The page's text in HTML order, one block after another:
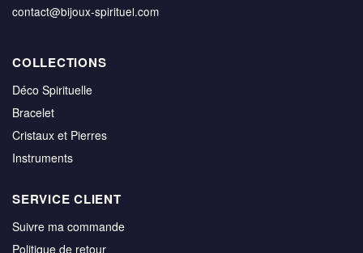
contact@bijoux-spirituel.com
COLLECTIONS
Déco Spirituelle
Bracelet
Cristaux et Pierres
Instruments
SERVICE CLIENT
Suivre ma commande
Politique de retour